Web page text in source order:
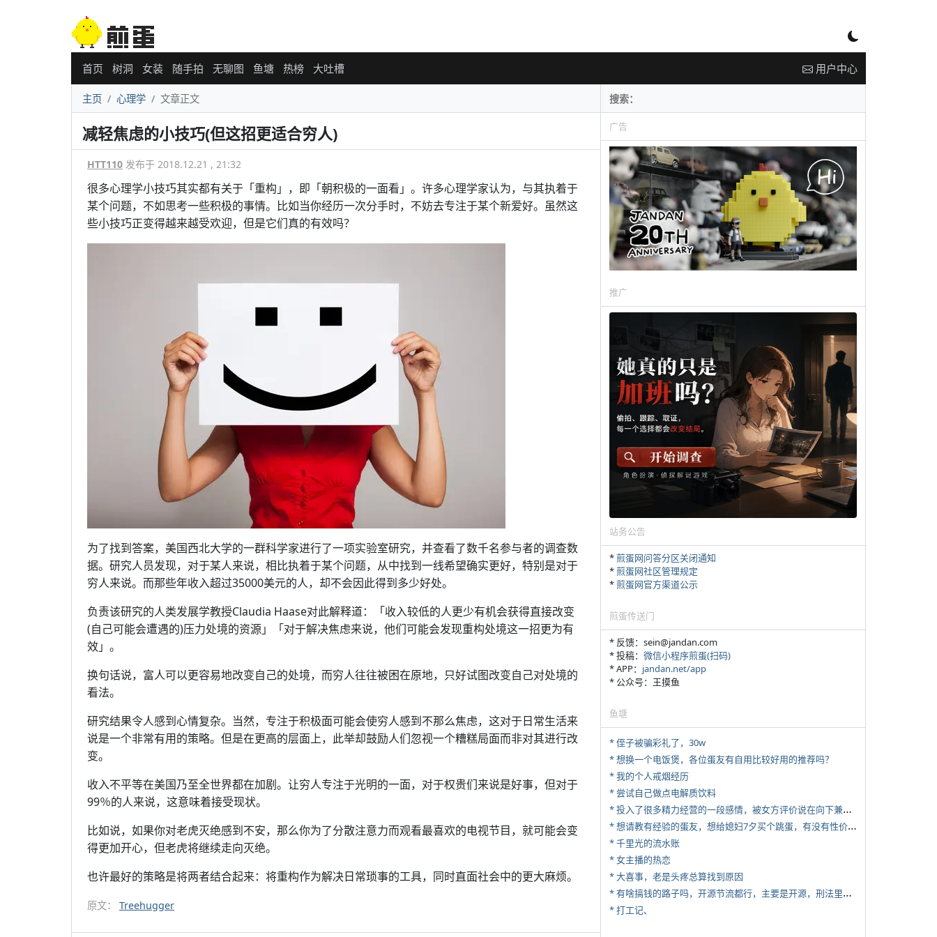
首页 树洞 女装 随手拍 无聊图 鱼塘 热榜 大吐槽 用户中心
主页 心理学 文章正文
减轻焦虑的小技巧(但这招更适合穷人)
HTT110 发布于 2018.12.21 , 21:32
很多心理学小技巧其实都有关于「重构」，即「朝积极的一面看」。许多心理学家认为，与其执着于
某个问题，不如思考一些积极的事情。比如当你经历一次分手时，不妨去专注于某个新爱好。虽然这
些小技巧正变得越来越受欢迎，但是它们真的有效吗？
为了找到答案，美国西北大学的一群科学家进行了一项实验室研究，并查看了数千名参与者的调查数
据。研究人员发现，对于某人来说，相比执着于某个问题，从中找到一线希望确实更好，特别是对于
穷人来说。而那些年收入超过35000美元的人，却不会因此得到多少好处。
负责该研究的人类发展学教授Claudia Haase对此解释道：「收入较低的人更少有机会获得直接改变
(自己可能会遭遇的)压力处境的资源」「对于解决焦虑来说，他们可能会发现重构处境这一招更为有
效」。
换句话说，富人可以更容易地改变自己的处境，而穷人往往被困在原地，只好试图改变自己对处境的
看法。
研究结果令人感到心情复杂。当然，专注于积极面可能会使穷人感到不那么焦虑，这对于日常生活来
说是一个非常有用的策略。但是在更高的层面上，此举却鼓励人们忽视一个糟糕局面而非对其进行改
变。
收入不平等在美国乃至全世界都在加剧。让穷人专注于光明的一面，对于权贵们来说是好事，但对于
99％的人来说，这意味着接受现状。
比如说，如果你对老虎灭绝感到不安，那么你为了分散注意力而观看最喜欢的电视节目，就可能会变
得更加开心，但老虎将继续走向灭绝。
也许最好的策略是将两者结合起来：将重构作为解决日常琐事的工具，同时直面社会中的更大麻烦。
原文： Treehugger
广告
推广
站务公告
*煎蛋网问答分区关闭通知
*煎蛋网社区管理规定
*煎蛋网官方渠道公示
煎蛋传送门
* 反馈：sein@jandan.com
* 投稿： 微信小程序煎蛋(扫码)
* APP： jandan.net/app
* 公众号：王摸鱼
鱼塘
* 侄子被骗彩礼了，30w
* 想换一个电饭煲，各位蛋友有自用比较好用的推荐吗？
* 我的个人戒烟经历
* 尝试自己做点电解质饮料
*
投入了很多精力经营的一段感情，被女方评价说在向下兼容我，感觉有点破防
*
想请教有经验的蛋友，想给媳妇7夕买个跳蛋，有没有性价比高的推荐
* 千里光的流水账
* 女主播的热恋
* 大喜事，老是头疼总算找到原因
*
有啥搞钱的路子吗，开源节流都行，主要是开源，刑法里的咱不做
* 打工记、